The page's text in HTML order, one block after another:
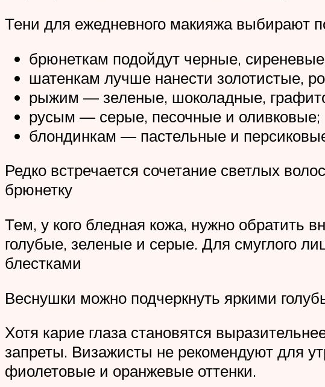
Тени для ежедневного макияжа выбирают
брюнеткам подойдут черные,
шатенкам лучше нанести золотистые,
рыжим — зеленые, шоколадные,
русым — серые, песочные и оливковые;
блондинкам — пастельные и
Редко встречается сочетание светлых
брюнетку
Тем, у кого бледная кожа, нужно обратить
голубые, зеленые и серые. Для смуглого
блестками
Веснушки можно подчеркнуть яркими
Хотя карие глаза становятся
запреты. Визажисты не рекомендуют для
фиолетовые и оранжевые оттенки.